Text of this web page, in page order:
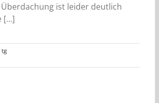
ist leider deutlich
[…]
tg